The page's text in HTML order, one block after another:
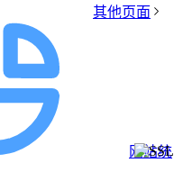
其他页面
网站统